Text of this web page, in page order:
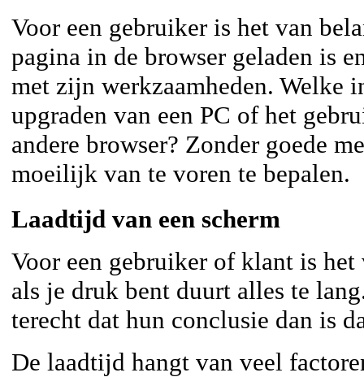
Voor een gebruiker is het van
pagina in de browser geladen is
met zijn werkzaamheden. Welke
upgraden van een PC of het
andere browser? Zonder goede
moeilijk van te voren te bepalen.
Laadtijd van een scherm
Voor een gebruiker of klant is
als je druk bent duurt alles te
terecht dat hun conclusie dan is
De laadtijd hangt van veel